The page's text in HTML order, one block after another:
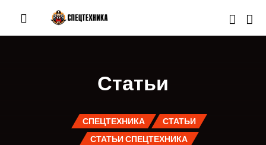
Статьи
СПЕЦТЕХНИКА
СТАТЬИ
СТАТЬИ СПЕЦТЕХНИКА